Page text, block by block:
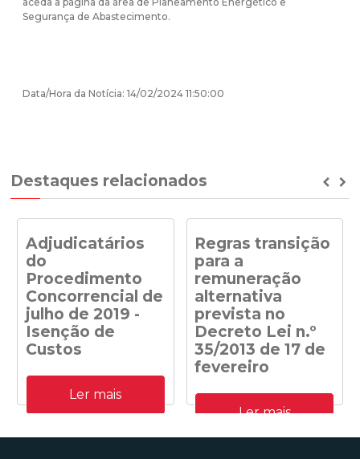
Segurança de Abastecimento.
Data/Hora da Notícia: 14/02/2024 11:50:00
Destaques relacionados
Adjudicatários
do
Procedimento
Concorrencial de
julho de 2019 -
Isenção de
Custos
Adjudicatários do
Procedimento
Concorrencial de julho de
capacidade de receção na
Ler mais
Regras transição
para a
remuneração
alternativa
prevista no
Decreto Lei n.º
35/2013 de 17 de
fevereiro
Despacho n.º
41/DGEG/2020: Regras
Ler mais